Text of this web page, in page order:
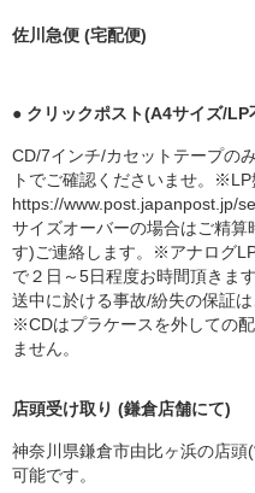
佐川急便 (宅配便)
● クリックポスト(A4サイズ/LP
CD/7インチ/カセットテープの
トでご確認くださいませ。※LP
https://www.post.japanpost.jp/
サイズオーバーの場合はご精算
す)ご連絡します。※アナログ
で２日～5日程度お時間頂きま
送中に於ける事故/紛失の保証
※CDはプラケースを外しての
ません。
店頭受け取り (鎌倉店舗にて)
神奈川県鎌倉市由比ヶ浜の店
可能です。